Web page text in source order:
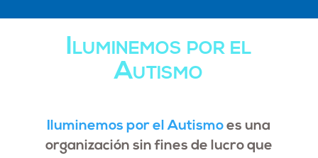
Iluminemos por el
Autismo
Iluminemos por el Autismo es una
organización sin fines de lucro que